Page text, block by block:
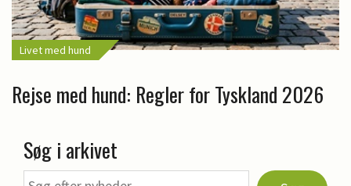
Livet med hund
Rejse med hund: Regler for Tyskland 2026
Søg i arkivet